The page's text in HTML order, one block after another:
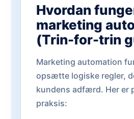
Hvordan
marketing
(Trin-for-trin
Marketing automation
opsætte logiske regler,
kundens adfærd. Her er
praksis: